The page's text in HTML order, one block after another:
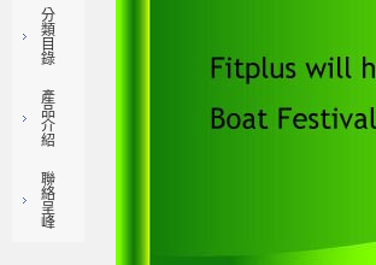
分
類
目
錄
產
品
介
紹
聯
絡
呈
峰